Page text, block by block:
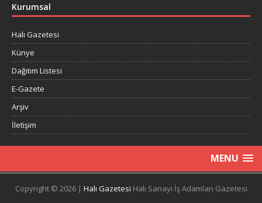
Kurumsal
Halı Gazetesi
Künye
Dağıtım Listesi
E-Gazete
Arşiv
İletişim
MENU
Copyright © 2026 | Halı Gazetesi Halı Sanayi İş Adamları Gazetesi